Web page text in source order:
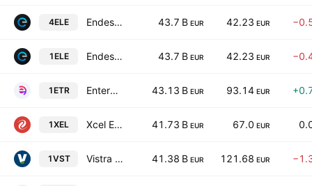
4ELE Endesa S.A. 43.7 B EUR 42.23 EUR
1ELE Endesa S.A. 43.7 B EUR 42.23 EUR
1ETR Entergy Corporation 43.13 B EUR 93.14 EUR
1XEL Xcel Energy Inc. 41.73 B EUR 67.0 EUR
1VST Vistra Corp. 41.38 B EUR 121.68 EUR